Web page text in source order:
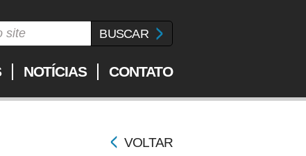
NOTÍCIAS CONTATO
VOLTAR